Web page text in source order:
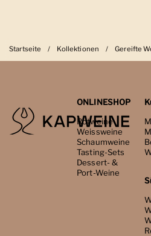
Startseite / Kollektionen / Gereifte
ONLINESHOP
Rotweine
Weissweine
Schaumweine
Tasting-Sets
Dessert- &
Port-Weine